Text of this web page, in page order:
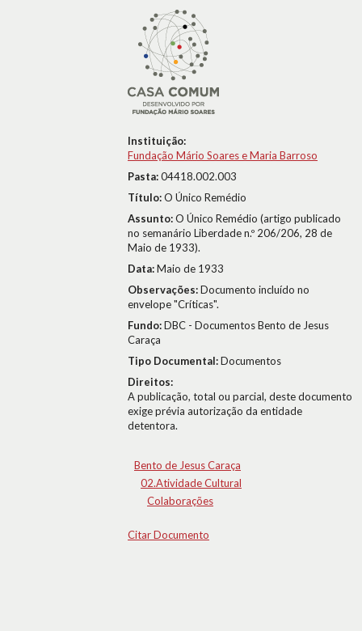
Instituição:
Fundação Mário Soares e Maria Barroso
Pasta:04418.002.003
Título:O Único Remédio
Assunto:O Único Remédio (artigo publicado
no semanário Liberdade n.º 206/206, 28 de
Maio de 1933).
Data:Maio de 1933
Observações:Documento incluído no
envelope "Críticas".
Fundo:DBC - Documentos Bento de Jesus
Caraça
Tipo Documental:Documentos
Direitos:
A publicação, total ou parcial, deste documento
exige prévia autorização da entidade
detentora.
Bento de Jesus Caraça
02.Atividade Cultural
Colaborações
Citar Documento